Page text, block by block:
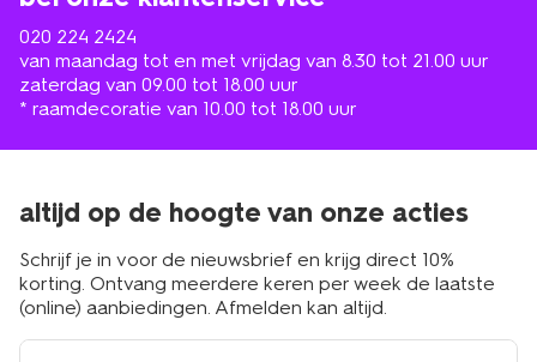
020 224 2424
van maandag tot en met vrijdag van 8.30 tot 21.00 uur
zaterdag van 09.00 tot 18.00 uur
* raamdecoratie van 10.00 tot 18.00 uur
altijd op de hoogte van onze acties
Schrijf je in voor de nieuwsbrief en krijg direct 10%
korting. Ontvang meerdere keren per week de laatste
(online) aanbiedingen. Afmelden kan altijd.
e-